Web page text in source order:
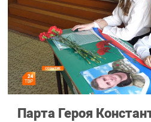
Парта Героя